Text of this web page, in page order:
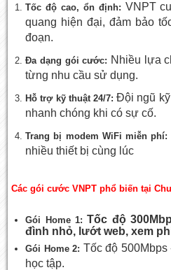
Tốc độ cao, ổn định: VNPT
quang hiện đại, đảm bảo
đoạn.
Đa dạng gói cước: Nhiều lựa
từng nhu cầu sử dụng.
Hỗ trợ kỹ thuật 24/7: Đội ngũ
nhanh chóng khi có sự cố.
Trang bị modem WiFi miễn phí:
nhiều thiết bị cùng lúc
Các gói cước VNPT phổ biến tại
Gói Home 1: Tốc độ
đình nhỏ, lướt web, xem
Gói Home 2: Tốc độ
học tập.